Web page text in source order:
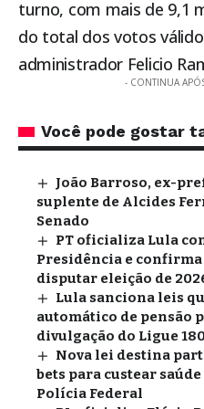
turno, com mais de 9,1
do total dos votos
administrador Felicio
- CONTINUA
Você pode gostar
João Barroso, ex-
suplente de Alcides
Senado
PT oficializa Lula
Presidência e
disputar eleição de
Lula sanciona leis
automático de pensão
divulgação do Ligue
Nova lei destina
bets para custear
Polícia Federal